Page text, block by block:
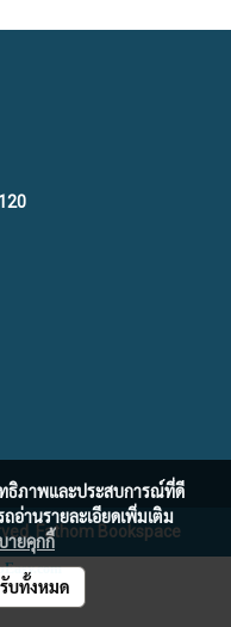
Fathom Bookspace
ทธิภาพและประสบการณ์ที่ดี
อ่านรายละเอียดเพิ่มเติม
ายคุกกี้
บทั้งหมด